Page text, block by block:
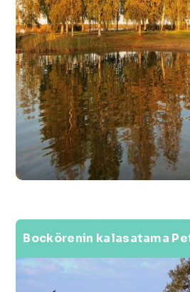
Bockörenin kalasatama